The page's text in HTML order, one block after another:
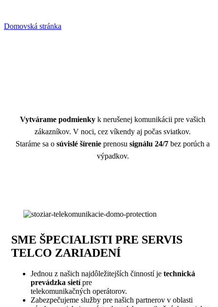
Domovská stránka
Vytvárame podmienky k nerušenej komunikácii pre vašich
zákazníkov. V noci, cez víkendy aj počas sviatkov.
Staráme sa o súvislé šírenie prenosu signálu 24/7 bez porúch a
výpadkov.
SME ŠPECIALISTI PRE SERVIS
TELCO ZARIADENÍ
Jednou z našich najdôležitejších činností je technická
prevádzka sietípre
telekomunikačných operátorov.
Zabezpečujeme služby pre našich partnerov v oblasti